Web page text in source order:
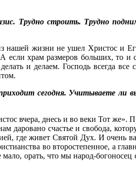
Трудно строить. Трудно
нашей жизни не ушел Христос и
храм размеров больших, то и
и делаем. Господь всегда все
сегодня. Учитываете ли
вчера, днесь и во веки Тот же».
счастье и свобода,
где живет Святой Дух. И очень
во второстепенное, а
орать, что мы народ-